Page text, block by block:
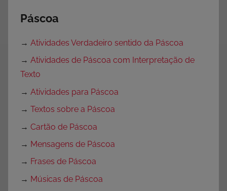
Páscoa
→ Atividades Verdadeiro sentido da Páscoa
→ Atividades de Páscoa com Interpretação de
Texto
→ Atividades para Páscoa
→ Textos sobre a Páscoa
→ Cartão de Páscoa
→ Mensagens de Páscoa
→ Frases de Páscoa
→ Músicas de Páscoa